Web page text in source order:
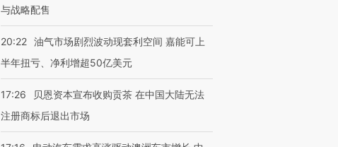
与战略配售
20:22 油气市场剧烈波动现套利空间 嘉能可上
半年扭亏、净利增超50亿美元
17:26
贝恩资本宣布收购贡茶 在中国大陆无法
注册商标后退出市场